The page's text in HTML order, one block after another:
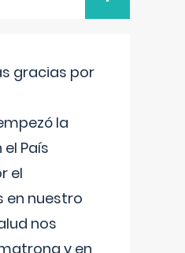
gracias por
la
País
el
en nuestro
nos
y en